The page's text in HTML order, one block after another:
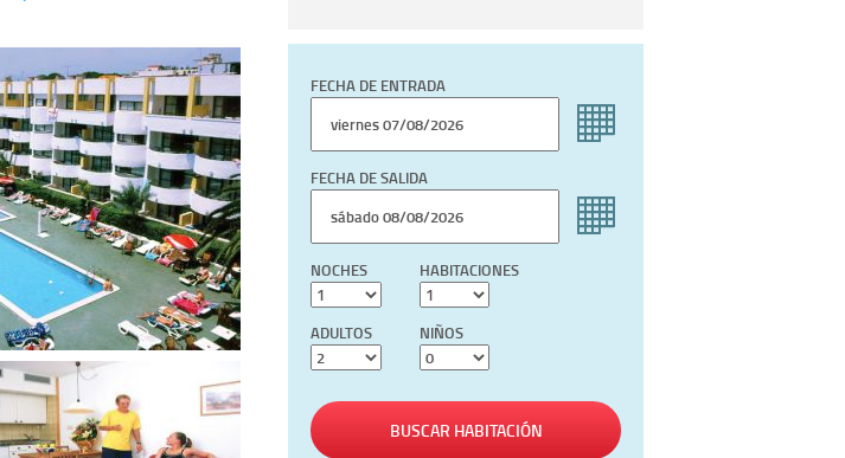
FECHA DE ENTRADA
FECHA DE SALIDA
NOCHES HABITACIONES
ADULTOS NIÑOS
BUSCAR HABITACIÓN